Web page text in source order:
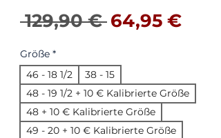
129,90 € 64,95 €
Größe *
46 - 18 1/2
38 - 15
48 - 19 1/2 + 10 € Kalibrierte Größe
48 + 10 € Kalibrierte Größe
49 - 20 + 10 € Kalibrierte Größe